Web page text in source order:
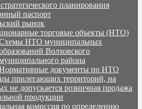
планирования
паспорт
рынок
торговые объекты (НТО)
НТО муниципальных
Волховского
района
документы по НТО
прилегающих территорий, на
не допускается розничная продажа
продукции
комиссия по определению